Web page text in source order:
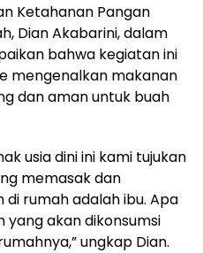
Ketahanan Pangan
Dian Akabarini, dalam
bahwa kegiatan ini
mengenalkan makanan
dan aman untuk buah
usia dini ini kami tujukan
memasak dan
rumah adalah ibu. Apa
yang akan dikonsumsi
ungkap Dian.